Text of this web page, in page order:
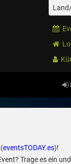
eventsTODAY.es)!
Trage es ein und